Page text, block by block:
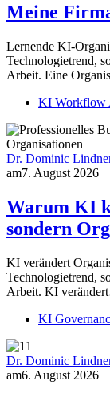
Meine
Lernende KI-
Technologietrend,
Arbeit. Eine
KI Workflow
Dr. Dominic
am7. August 2026
Warum KI
sondern
KI verändert
Technologietrend,
Arbeit. KI
KI
Dr. Dominic
am6. August 2026